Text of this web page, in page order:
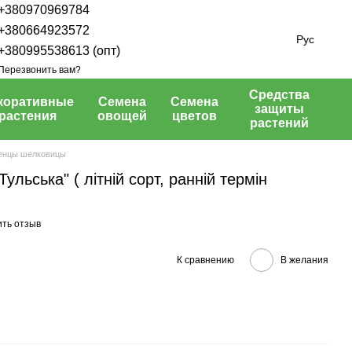
(опт)
вам?
Рус
растения
Семена
овощей
Семена
цветов
Средства
защиты
растений
шелковицы
( літній сорт, ранній термін
отзыв
К сравнению В желания